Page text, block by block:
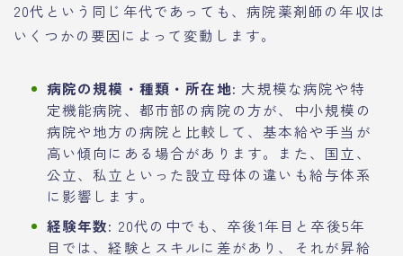
20代という同じ年代であっても、病院薬剤師の年収は
いくつかの要因によって変動します。
病院の規模・種類・所在地: 大規模な病院や特
定機能病院、都市部の病院の方が、中小規模の
病院や地方の病院と比較して、基本給や手当が
高い傾向にある場合があります。また、国立、
公立、私立といった設立母体の違いも給与体系
に影響します。
経験年数: 20代の中でも、卒後1年目と卒後5年
目では、経験とスキルに差があり、それが昇給